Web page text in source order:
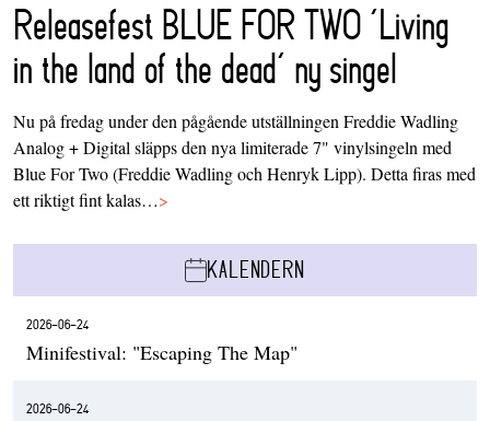
Releasefest BLUE FOR TWO ‘Living
in the land of the dead’ ny singel
Nu på fredag under den pågående utställningen Freddie Wadling
Analog + Digital släpps den nya limiterade 7" vinylsingeln med
Blue For Two (Freddie Wadling och Henryk Lipp). Detta firas med
ett riktigt fint kalas…>
KALENDERN
2026-06-24
Minifestival: "Escaping The Map"
2026-06-24